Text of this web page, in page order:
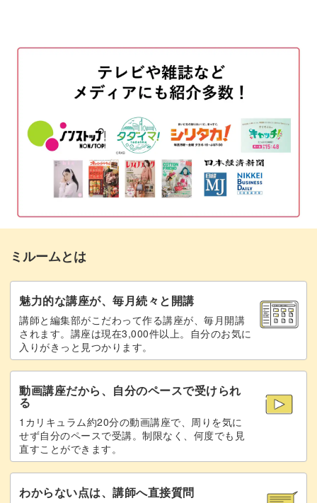
裾の長さを調整する
裾を縫う
完成♪ 23:25
ミルームとは
魅力的な講座が、毎月続々と開講
講師と編集部がこだわって作る講座が、毎月開講
されます。講座は現在3,000件以上。自分のお気に
入りがきっと見つかります。
動画講座だから、自分のペースで受けられ
る
1カリキュラム約20分の動画講座で、周りを気に
せず自分のペースで受講。制限なく、何度でも見
直すことができます。
わからない点は、講師へ直接質問